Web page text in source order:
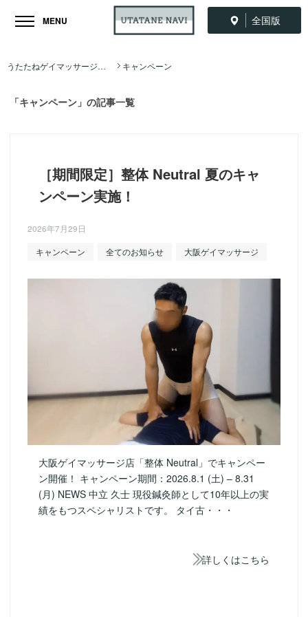
全国版
MENU
うたたねゲイマッサージ全国ナビ TOP キャンペーン
「キャンペーン」の記事一覧
［期間限定］整体 Neutral 夏のキャ
ンペーン実施！
2026年7月29日
キャンペーン
全てのお知らせ 大阪ゲイマッサージ
大阪ゲイマッサージ店「整体 Neutral」でキャンペー
ン開催！ キャンペーン期間：2026.8.1 (土) – 8.31
(月) NEWS 中立 久士 現役鍼灸師として10年以上の実
績をもつスペシャリストです。 タイ古・・・
詳しくはこちら